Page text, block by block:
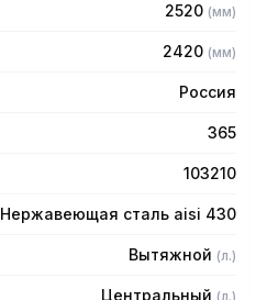
2520 (мм)
2420 (мм)
Россия
365
103210
Нержавеющая сталь aisi 430
Вытяжной (л.)
Центральный (л.)